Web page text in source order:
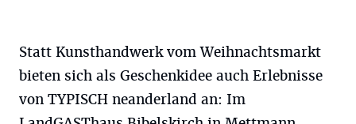
Statt Kunsthandwerk vom Weihnachtsmarkt
bieten sich als Geschenkidee auch Erlebnisse
von TYPISCH neanderland an: Im